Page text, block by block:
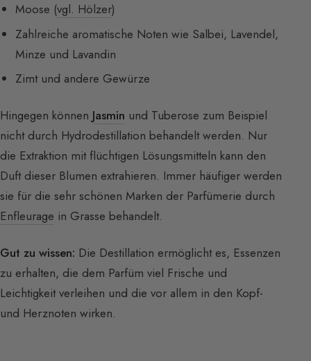
Moose (vgl. Hölzer)
Zahlreiche aromatische Noten wie Salbei, Lavendel,
Minze und Lavandin
Zimt und andere Gewürze
Hingegen können Jasmin und Tuberose zum Beispiel
nicht durch Hydrodestillation behandelt werden. Nur
die Extraktion mit flüchtigen Lösungsmitteln kann den
Duft dieser Blumen extrahieren. Immer häufiger werden
sie für die sehr schönen Marken der Parfümerie durch
Enfleurage in Grasse behandelt.
Gut zu wissen: Die Destillation ermöglicht es, Essenzen
zu erhalten, die dem Parfüm viel Frische und
Leichtigkeit verleihen und die vor allem in den Kopf-
und Herznoten wirken.